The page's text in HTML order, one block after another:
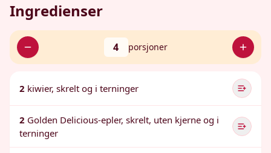
Ingredienser
4 porsjoner
2 kiwier, skrelt og i terninger
2 Golden Delicious-epler, skrelt, uten kjerne og i
terninger